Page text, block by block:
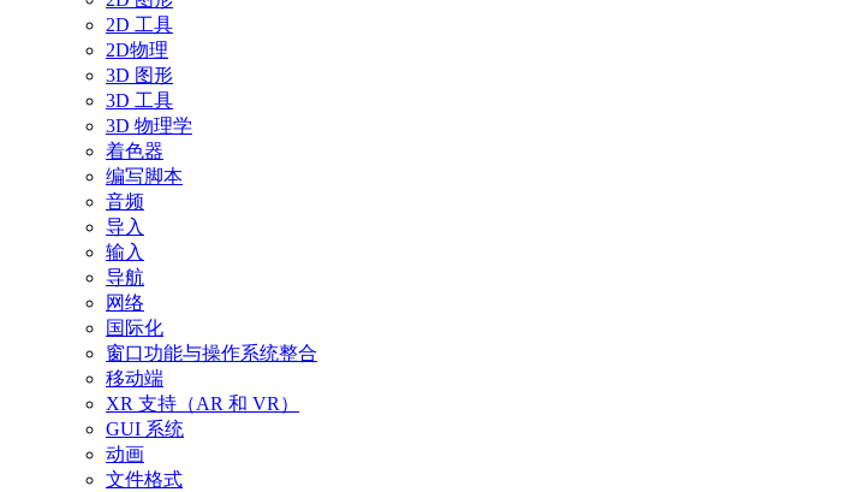
2D 工具
2D物理
3D 图形
3D 工具
3D 物理学
着色器
编写脚本
音频
导入
输入
导航
网络
国际化
窗口功能与操作系统整合
移动端
XR 支持（AR 和 VR）
GUI 系统
动画
文件格式